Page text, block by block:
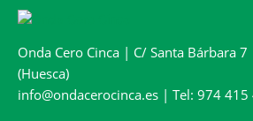
Onda Cero Cinca | C/ Santa Bárbara
(Huesca)
info@ondacerocinca.es | Tel: 974 415